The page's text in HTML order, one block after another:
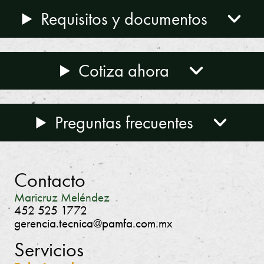
Requisitos y documentos
Cotiza ahora
Preguntas frecuentes
Contacto
Maricruz Meléndez
452 525 1772
gerencia.tecnica@pamfa.com.mx
Servicios